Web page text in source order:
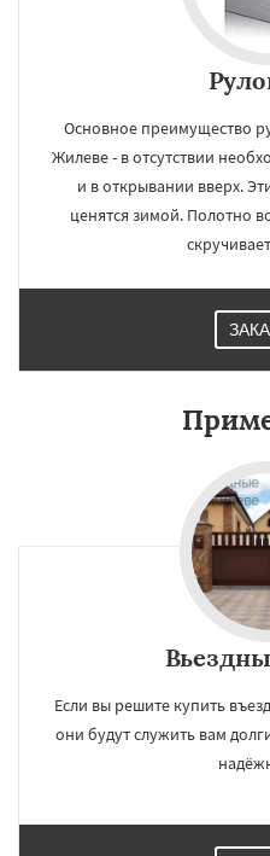
Основное преимущество
Жилеве - в отсутствии
и в открывании вверх.
ценятся зимой. Полотно
Если вы решите купить
они будут служить вам